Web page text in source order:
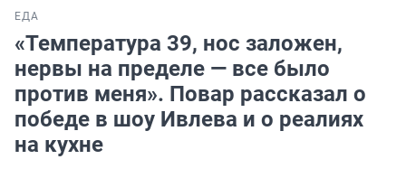
ЕДА
«Температура 39, нос заложен,
нервы на пределе — все было
против меня». Повар рассказал о
победе в шоу Ивлева и о реалиях
на кухне